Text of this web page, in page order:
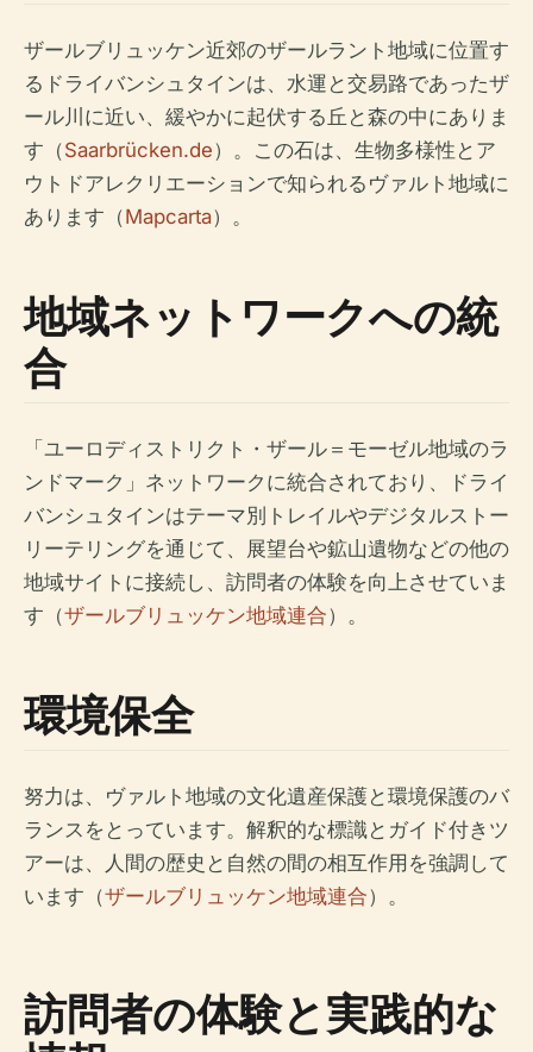
ザールブリュッケン近郊のザールラント地域に位置す
るドライバンシュタインは、水運と交易路であったザ
ール川に近い、緩やかに起伏する丘と森の中にありま
す（Saarbrücken.de）。この石は、生物多様性とア
ウトドアレクリエーションで知られるヴァルト地域に
あります（Mapcarta）。
地域ネットワークへの統
合
「ユーロディストリクト・ザール＝モーゼル地域のラ
ンドマーク」ネットワークに統合されており、ドライ
バンシュタインはテーマ別トレイルやデジタルストー
リーテリングを通じて、展望台や鉱山遺物などの他の
地域サイトに接続し、訪問者の体験を向上させていま
す（ザールブリュッケン地域連合）。
環境保全
努力は、ヴァルト地域の文化遺産保護と環境保護のバ
ランスをとっています。解釈的な標識とガイド付きツ
アーは、人間の歴史と自然の間の相互作用を強調して
います（ザールブリュッケン地域連合）。
訪問者の体験と実践的な